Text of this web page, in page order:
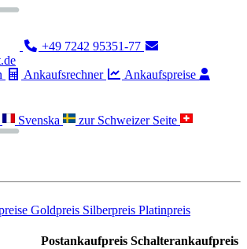
+49 7242 95351-77
Ankaufsrechner
Ankaufspreise
Svenska zur Schweizer Seite
Goldpreis Silberpreis Platinpreis
Postankaufpreis Schalterankaufpreis